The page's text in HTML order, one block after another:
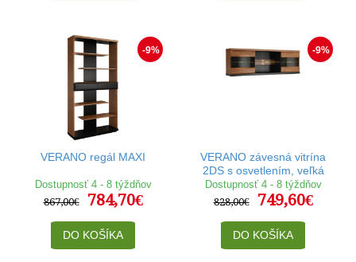
-9%
VERANO regál MAXI
Dostupnosť 4 - 8 týždňov
867,00€
784,70€
DO KOŠÍKA
-9%
VERANO závesná vitrína
2DS s osvetlením, veľká
Dostupnosť 4 - 8 týždňov
828,00€
749,60€
DO KOŠÍKA